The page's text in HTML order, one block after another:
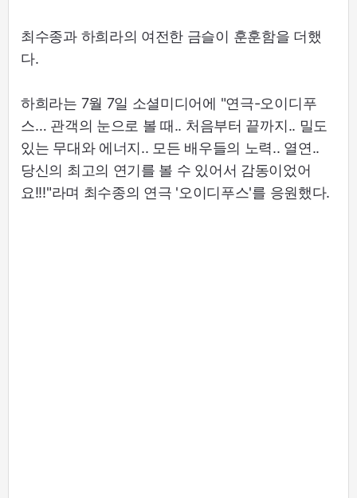
최수종과 하희라의 여전한 금슬이 훈훈함을 더했
다.
하희라는 7월 7일 소셜미디어에 "연극-오이디푸
스… 관객의 눈으로 볼 때.. 처음부터 끝까지.. 밀도
있는 무대와 에너지.. 모든 배우들의 노력.. 열연..
당신의 최고의 연기를 볼 수 있어서 감동이었어
요!!!"라며 최수종의 연극 '오이디푸스'를 응원했다.